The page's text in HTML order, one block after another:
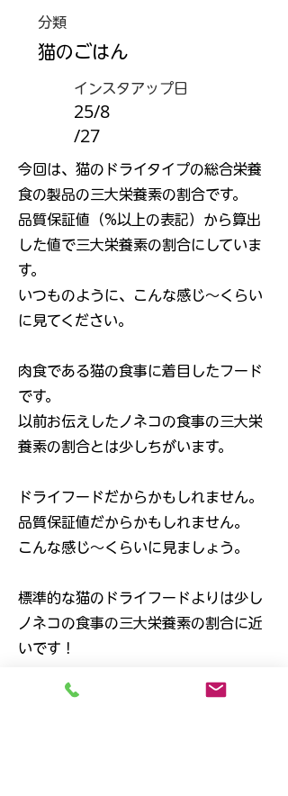
分類
猫のごはん
インスタアップ日
25/8
/27
今回は、猫のドライタイプの総合栄養
食の製品の三大栄養素の割合です。
品質保証値（%以上の表記）から算出
した値で三大栄養素の割合にしていま
す。
いつものように、こんな感じ～くらい
に見てください。
肉食である猫の食事に着目したフード
です。
以前お伝えしたノネコの食事の三大栄
養素の割合とは少しちがいます。
ドライフードだからかもしれません。
品質保証値だからかもしれません。
こんな感じ～くらいに見ましょう。
標準的な猫のドライフードよりは少し
ノネコの食事の三大栄養素の割合に近
いです！